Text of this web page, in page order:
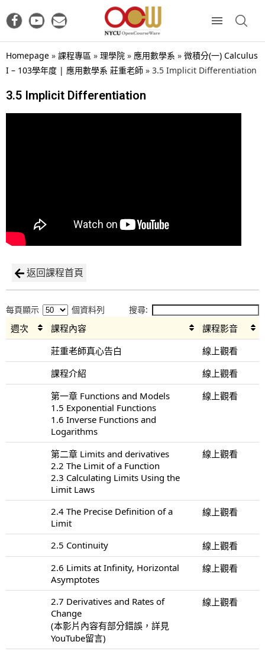
Homepage » 課程專區 » 理學院 » 應用數學系 » 微積分(一) Calculus
I – 103學年度 | 應用數學系 莊重老師 » 3.5 Implicit Differentiation
3.5 Implicit Differentiation
返回課程首頁
每頁顯示 個資料列 搜尋:
週次 課程內容
課程影音
莊重老師真心告白
線上觀看
課程介紹
線上觀看
第一章 Functions and Models
1.5 Exponential Functions
1.6 Inverse Functions and
Logarithms
線上觀看
第二章 Limits and derivatives
2.2 The Limit of a Function
2.3 Calculating Limits Using the
Limit Laws
線上觀看
2.4 The Precise Definition of a
Limit
線上觀看
2.5 Continuity
線上觀看
2.6 Limits at Infinity, Horizontal
Asymptotes
線上觀看
2.7 Derivatives and Rates of
Change
(本影片內容有部分錯誤，詳見
YouTube留言)
線上觀看